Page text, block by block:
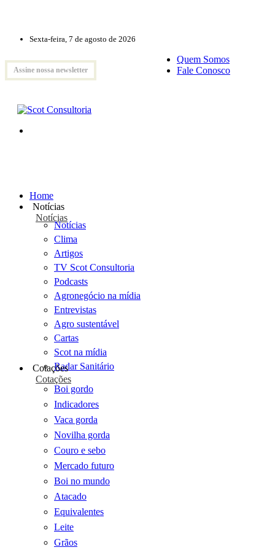
Sexta-feira, 7 de agosto de 2026
Assine nossa newsletter
Quem Somos
Fale Conosco
Home
Notícias
Notícias
Notícias
Clima
Artigos
TV Scot Consultoria
Podcasts
Agronegócio na mídia
Entrevistas
Agro sustentável
Cartas
Scot na mídia
Radar Sanitário
Cotações
Cotações
Boi gordo
Indicadores
Vaca gorda
Novilha gorda
Couro e sebo
Mercado futuro
Boi no mundo
Atacado
Equivalentes
Leite
Grãos